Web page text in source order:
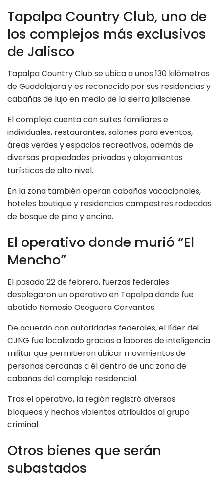
Tapalpa Country Club, uno de
los complejos más exclusivos
de Jalisco
Tapalpa Country Club se ubica a unos 130 kilómetros
de Guadalajara y es reconocido por sus residencias y
cabañas de lujo en medio de la sierra jalisciense.
El complejo cuenta con suites familiares e
individuales, restaurantes, salones para eventos,
áreas verdes y espacios recreativos, además de
diversas propiedades privadas y alojamientos
turísticos de alto nivel.
En la zona también operan cabañas vacacionales,
hoteles boutique y residencias campestres rodeadas
de bosque de pino y encino.
El operativo donde murió “El
Mencho”
El pasado 22 de febrero, fuerzas federales
desplegaron un operativo en Tapalpa donde fue
abatido Nemesio Oseguera Cervantes.
De acuerdo con autoridades federales, el líder del
CJNG fue localizado gracias a labores de inteligencia
militar que permitieron ubicar movimientos de
personas cercanas a él dentro de una zona de
cabañas del complejo residencial.
Tras el operativo, la región registró diversos
bloqueos y hechos violentos atribuidos al grupo
criminal.
Otros bienes que serán
subastados